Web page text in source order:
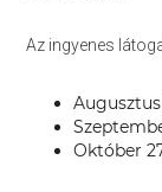
Az ingyenes
Augusztus
Október